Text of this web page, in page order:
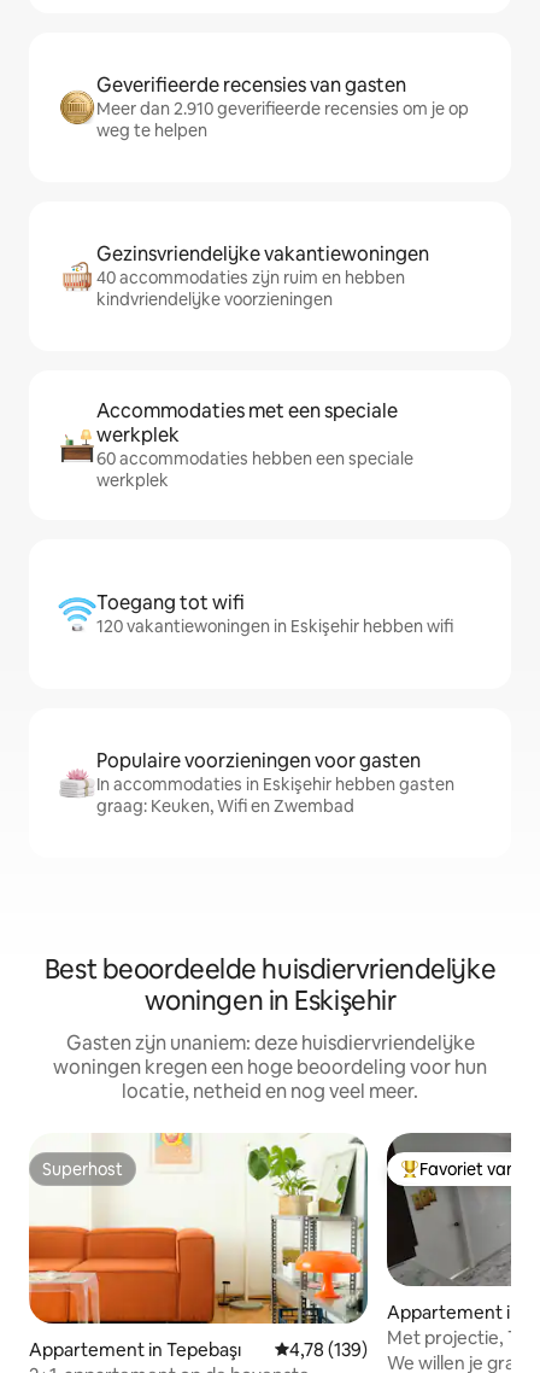
Geverifieerde recensies van gasten
Meer dan 2.910 geverifieerde recensies om je op
weg te helpen
Gezinsvriendelijke vakantiewoningen
40 accommodaties zijn ruim en hebben
kindvriendelijke voorzieningen
Accommodaties met een speciale
werkplek
60 accommodaties hebben een speciale
werkplek
Toegang tot wifi
120 vakantiewoningen in Eskişehir hebben wifi
Populaire voorzieningen voor gasten
In accommodaties in Eskişehir hebben gasten
graag: Keuken, Wifi en Zwembad
Best beoordeelde huisdiervriendelijke
woningen in Eskişehir
Gasten zijn unaniem: deze huisdiervriendelijke
woningen kregen een hoge beoordeling voor hun
locatie, netheid en nog veel meer.
Superhost
Superhost
Appartement in Tepebaşı Gemiddelde beoordeling van
4,78 (139)
Topfavoriet van
Favoriet van
Appartement in
Met projectie,
Toegang met
We willen je